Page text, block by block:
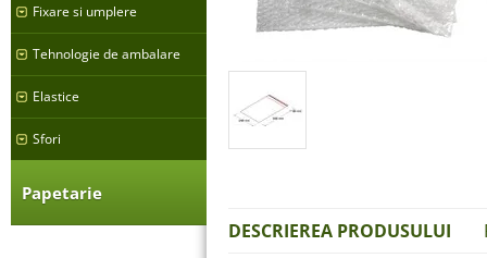
Fixare si umplere
Tehnologie de ambalare
Elastice
Sfori
Papetarie
DESCRIEREA PRODUSULUI